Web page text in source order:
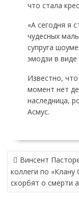
что стала
«А сегодня я
чудесных
супруга
эмодзи в виде
Известно,
момент нет
наследница,
Асмус.
НАВИГАЦИЯ
ПО
ЗАПИСЯМ
Винсент
коллеги по «Клану
скорбят о смерти